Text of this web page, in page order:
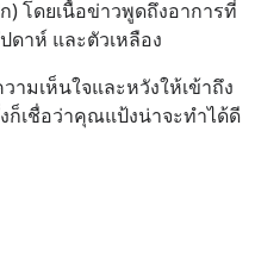
) โดยเนื้อข่าวพูดถึงอาการที่
ดาห์ และตัวเหลือง
มเห็นใจและหวังให้เข้าถึง
ก็เชื่อว่าคุณแป้งน่าจะทำได้ดี